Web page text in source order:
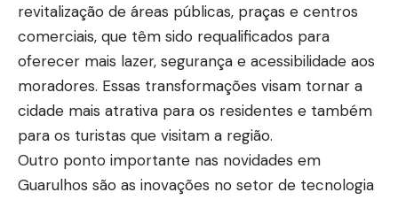
revitalização de áreas públicas, praças e centros
comerciais, que têm sido requalificados para
oferecer mais lazer, segurança e acessibilidade aos
moradores. Essas transformações visam tornar a
cidade mais atrativa para os residentes e também
para os turistas que visitam a região.
Outro ponto importante nas novidades em
Guarulhos são as inovações no setor de tecnologia